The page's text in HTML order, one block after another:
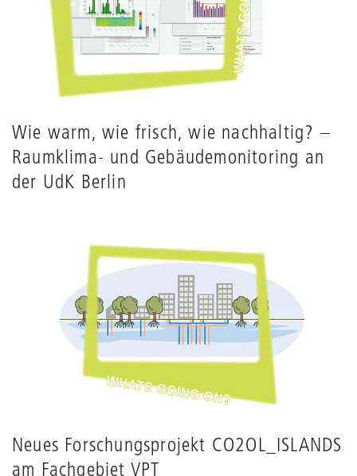
Wie warm, wie frisch, wie nachhaltig? –
Raumklima- und Gebäudemonitoring an
der UdK Berlin
Neues Forschungsprojekt CO2OL_ISLANDS
am Fachgebiet VPT